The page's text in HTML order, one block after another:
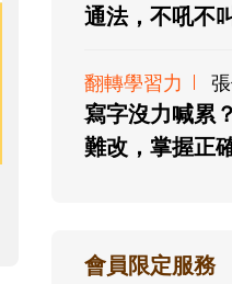
通法，不吼不
翻轉學習力
寫字沒力喊累
難改，掌握正
會員限定服務